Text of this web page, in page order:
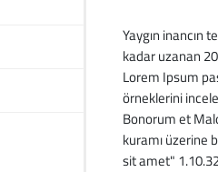
Yaygın inancın
kadar uzanan
Lorem Ipsum
örneklerini
Bonorum et
kuramı üzerine
sit amet"